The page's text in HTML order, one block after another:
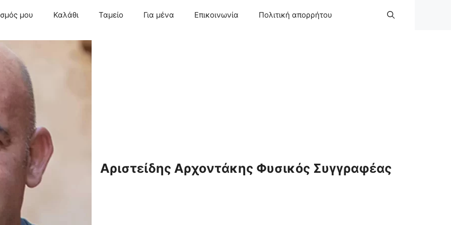
μου Καλάθι Ταμείο Για μένα Επικοινωνία Πολιτική απορρήτου
Αριστείδης Αρχοντάκης Φυσικός Συγγραφέας